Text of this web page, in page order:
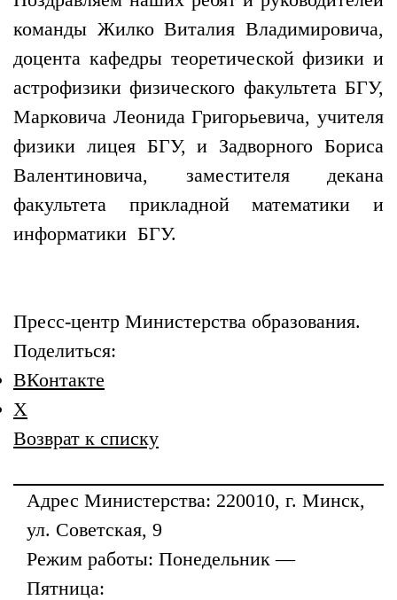
команды Жилко Виталия Владимировича,
доцента кафедры теоретической физики и
астрофизики физического факультета БГУ,
Марковича Леонида Григорьевича, учителя
физики лицея БГУ, и Задворного Бориса
Валентиновича, заместителя декана
факультета прикладной математики и
информатики БГУ.
Пресс-центр Министерства образования.
Поделиться:
ВКонтакте
X
Возврат к списку
Адрес Министерства: 220010, г. Минск,
ул. Советская, 9
Режим работы: Понедельник —
Пятница: